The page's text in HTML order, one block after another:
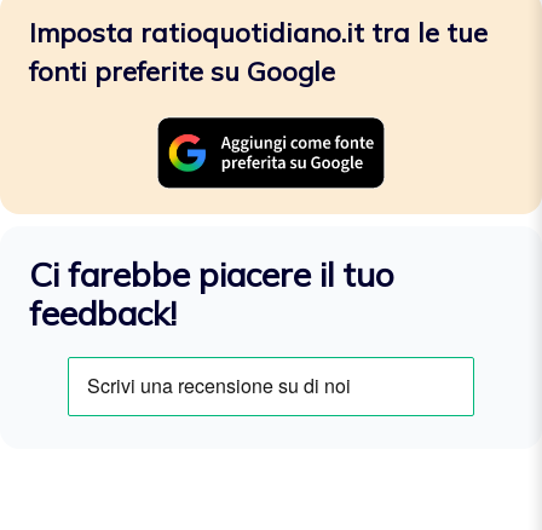
Imposta ratioquotidiano.it tra le tue
fonti preferite su Google
Ci farebbe piacere il tuo
feedback!